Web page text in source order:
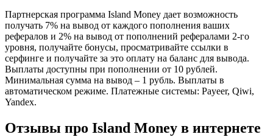
Партнерская программа Island Money дает возможность
получать 7% на вывод от каждого пополнения ваших
рефералов и 2% на вывод от пополнений рефералами 2-го
уровня, получайте бонусы, просматривайте ссылки в
серфинге и получайте за это оплату на баланс для вывода.
Выплаты доступны при пополнении от 10 рублей.
Минимальная сумма на вывод – 1 рубль. Выплаты в
автоматическом режиме. Платежные системы: Payeer, Qiwi,
Yandex.
Отзывы про Island Money в интернете